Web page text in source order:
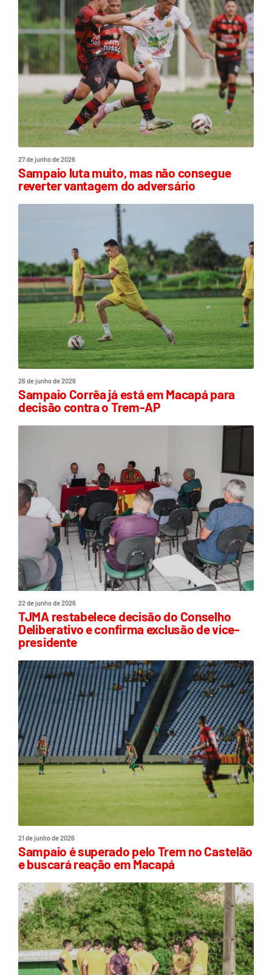
27 de junho de 2026
Sampaio luta muito, mas não consegue
reverter vantagem do adversário
26 de junho de 2026
Sampaio Corrêa já está em Macapá para
decisão contra o Trem-AP
22 de junho de 2026
TJMA restabelece decisão do Conselho
Deliberativo e confirma exclusão de vice-
presidente
21 de junho de 2026
Sampaio é superado pelo Trem no Castelão
e buscará reação em Macapá